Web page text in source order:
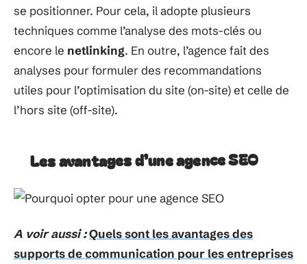
se positionner. Pour cela, il adopte plusieurs
techniques comme l’analyse des mots-clés ou
encore le netlinking. En outre, l’agence fait des
analyses pour formuler des recommandations
utiles pour l’optimisation du site (on-site) et celle de
l’hors site (off-site).
Les avantages d’une agence SEO
A voir aussi :Quels sont les avantages des
supports de communication pour les entreprises